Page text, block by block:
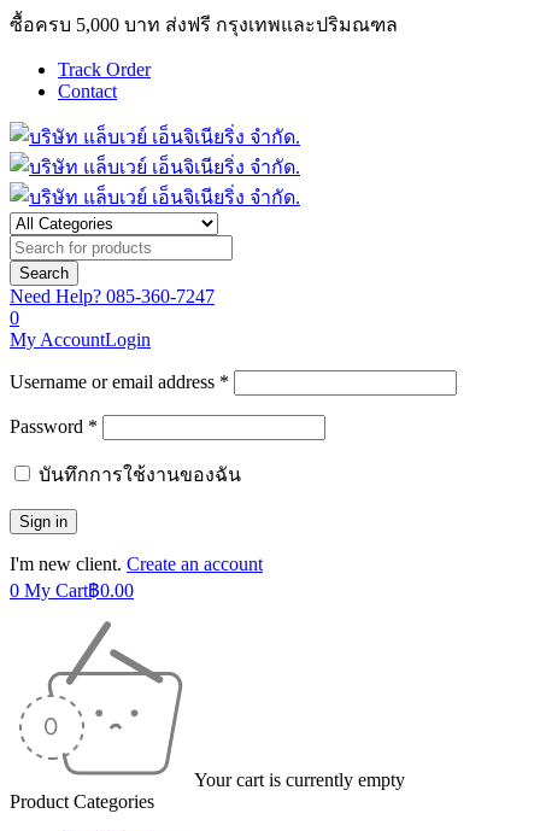
ซื้อครบ 5,000 บาท ส่งฟรี กรุงเทพและปริมณฑล
Track Order
Contact
Need Help? 085-360-7247
0
My AccountLogin
Username or email address *
Password *
บันทึกการใช้งานของฉัน
I'm new client. Create an account
0 My Cart฿0.00
Your cart is currently empty
Product Categories